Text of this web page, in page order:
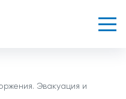
Эвакуация и